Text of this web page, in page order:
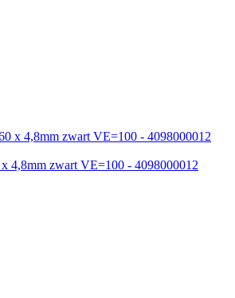
4,8mm zwart VE=100 - 4098000012